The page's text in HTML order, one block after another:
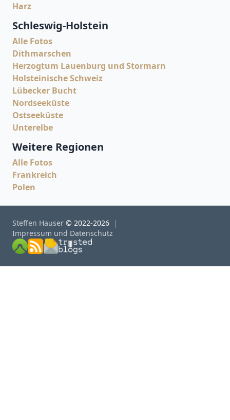
Harz
Schleswig-Holstein
Alle Fotos
Dithmarschen
Herzogtum Lauenburg und Stormarn
Holsteinische Schweiz
Lübecker Bucht
Nordseeküste
Ostseeküste
Unterelbe
Weitere Regionen
Alle Fotos
Frankreich
Polen
Steffen Hauser © 2022-2026
Impressum und Datenschutz